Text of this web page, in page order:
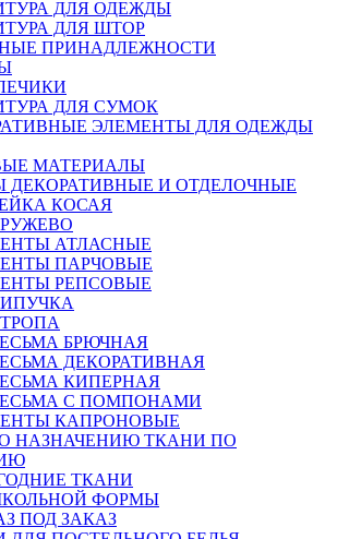
ДЛЯ ОДЕЖДЫ
ДЛЯ ШТОР
ПРИНАДЛЕЖНОСТИ
ДЛЯ СУМОК
ЭЛЕМЕНТЫ ДЛЯ ОДЕЖДЫ
МАТЕРИАЛЫ
ДЕКОРАТИВНЫЕ И ОТДЕЛОЧНЫЕ
КОСАЯ
АТЛАСНЫЕ
ПАРЧОВЫЕ
РЕПСОВЫЕ
БРЮЧНАЯ
ДЕКОРАТИВНАЯ
КИПЕРНАЯ
С ПОМПОНАМИ
КАПРОНОВЫЕ
ТКАНИ ПО
ТКАНИ
ФОРМЫ
ПОД ЗАКАЗ